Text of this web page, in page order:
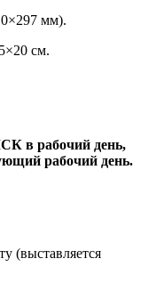
мм).
см.
в рабочий день,
рабочий день.
(выставляется